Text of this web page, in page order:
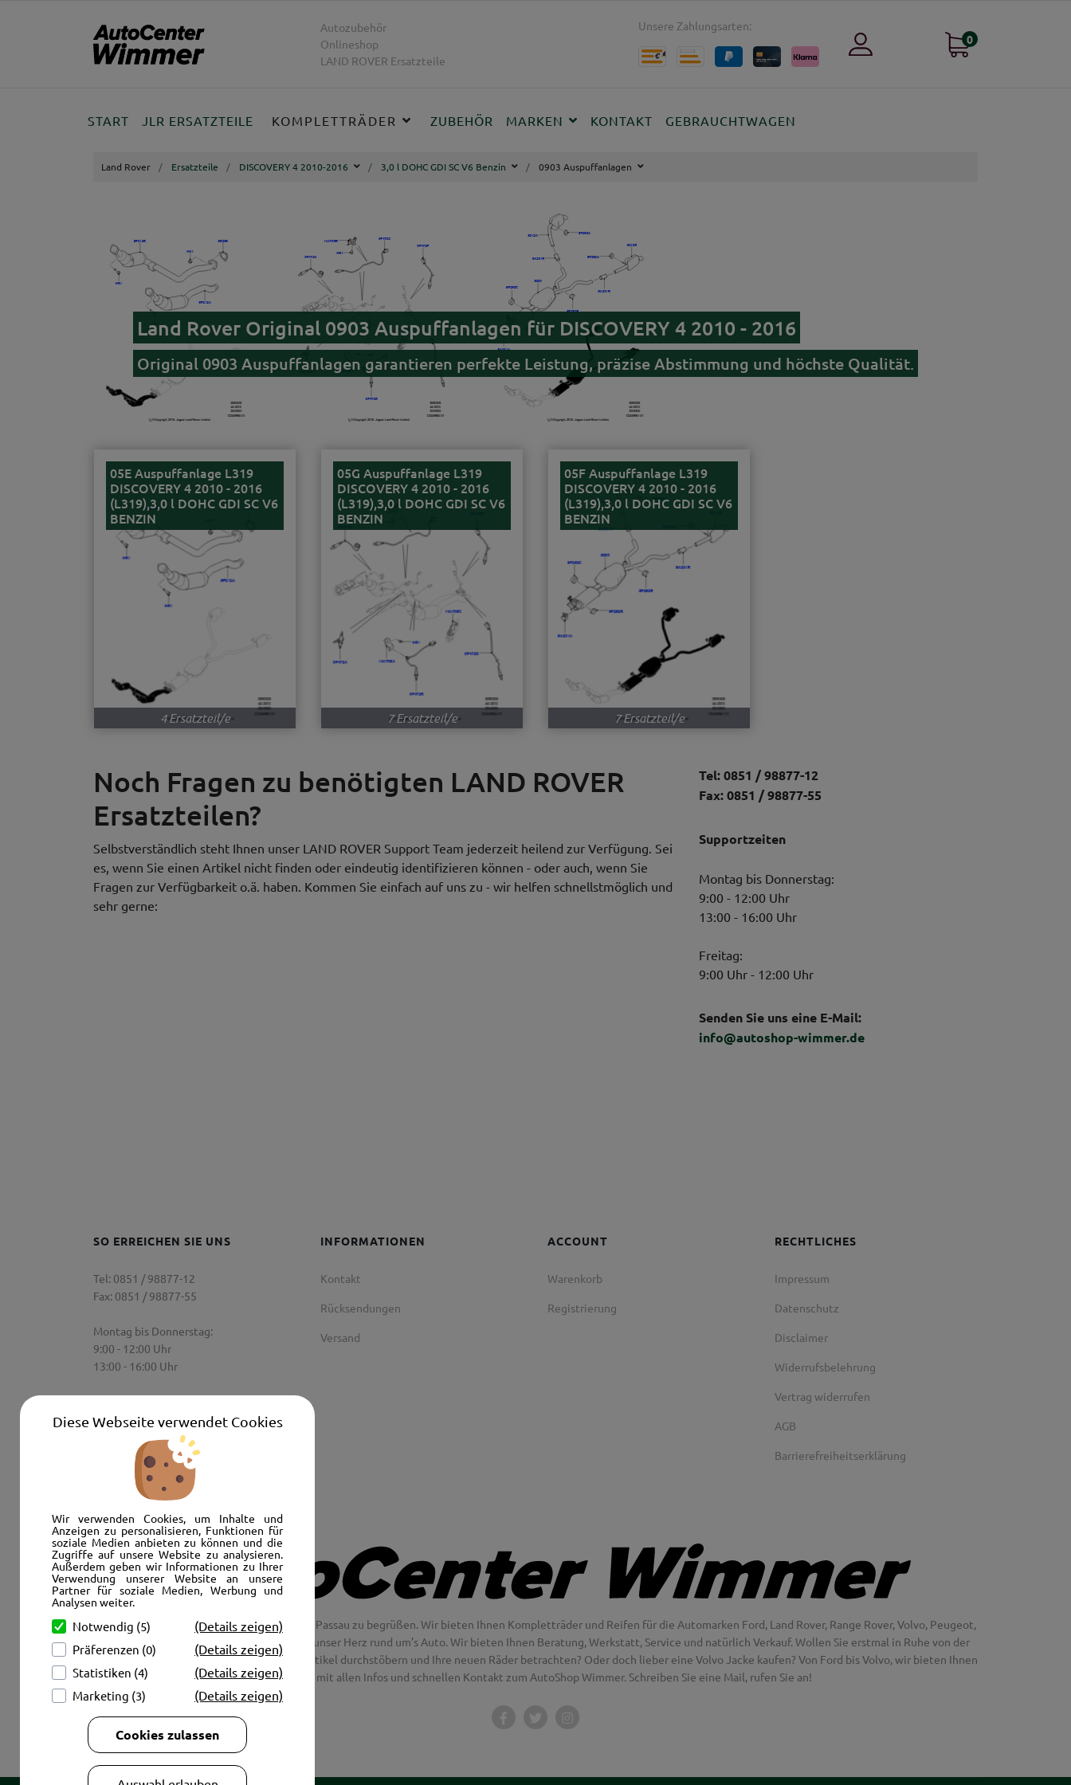
Diese Webseite verwendet Cookies
Wir verwenden Cookies, um Inhalte und
Anzeigen zu personalisieren, Funktionen für
soziale Medien anbieten zu können und die
Zugriffe auf unsere Website zu analysieren.
Außerdem geben wir Informationen zu Ihrer
Verwendung unserer Website an unsere
Partner für soziale Medien, Werbung und
Analysen weiter.
Notwendig (5) (Details zeigen)
Präferenzen (0) (Details zeigen)
Statistiken (4) (Details zeigen)
Marketing (3) (Details zeigen)
Cookies zulassen
Autozubehör
Onlineshop
LAND ROVER Ersatzteile
Unsere Zahlungsarten:
0
START JLR ERSATZTEILE KOMPLETTRÄDER ZUBEHÖR MARKEN KONTAKT GEBRAUCHTWAGEN
Land Rover Ersatzteile DISCOVERY 4 2010-2016 3,0 l DOHC GDI SC V6 Benzin 0903 Auspuffanlagen
Land Rover Original 0903 Auspuffanlagen für DISCOVERY 4 2010 - 2016
Original 0903 Auspuffanlagen garantieren perfekte Leistung, präzise Abstimmung und höchste Qualität.
05E Auspuffanlage L319
DISCOVERY 4 2010 - 2016
(L319),3,0 l DOHC GDI SC V6
BENZIN
4 Ersatzteil/e
05G Auspuffanlage L319
DISCOVERY 4 2010 - 2016
(L319),3,0 l DOHC GDI SC V6
BENZIN
7 Ersatzteil/e
05F Auspuffanlage L319
DISCOVERY 4 2010 - 2016
(L319),3,0 l DOHC GDI SC V6
BENZIN
7 Ersatzteil/e
Noch Fragen zu benötigten LAND ROVER
Ersatzteilen?
Selbstverständlich steht Ihnen unser LAND ROVER Support Team jederzeit heilend zur Verfügung. Sei
es, wenn Sie einen Artikel nicht finden oder eindeutig identifizieren können - oder auch, wenn Sie
Fragen zur Verfügbarkeit o.ä. haben. Kommen Sie einfach auf uns zu - wir helfen schnellstmöglich und
sehr gerne:
Tel: 0851 / 98877-12
Fax: 0851 / 98877-55
Supportzeiten
Montag bis Donnerstag:
9:00 - 12:00 Uhr
13:00 - 16:00 Uhr
Freitag:
9:00 Uhr - 12:00 Uhr
Senden Sie uns eine E-Mail:
info@autoshop-wimmer.de
SO ERREICHEN SIE UNS
Tel: 0851 / 98877-12
Fax: 0851 / 98877-55
Montag bis Donnerstag:
9:00 - 12:00 Uhr
13:00 - 16:00 Uhr
9:00 Uhr - 12:00 Uhr
Senden Sie uns eine E-Mail:
info@autoshop-wimmer.de
INFORMATIONEN
Kontakt
Rücksendungen
Versand
ACCOUNT
Warenkorb
Registrierung
RECHTLICHES
Impressum
Datenschutz
Disclaimer
Widerrufsbelehrung
Vertrag widerrufen
AGB
Barrierefreiheitserklärung
Wir freuen uns, Sie im AutoShop Wimmer in Passau zu begrüßen. Wir bieten Ihnen Kompletträder und Reifen für die Automarken Ford, Land Rover, Range Rover, Volvo, Peugeot,
Jaguar und Citroen. Hier in Passau schlägt unser Herz rund um’s Auto. Wir bieten Ihnen Beratung, Werkstatt, Service und natürlich Verkauf. Wollen Sie erstmal in Ruhe von der
Couch aus unsere Räder und Merchandise Artikel durchstöbern und Ihre neuen Räder betrachten? Oder doch lieber eine Volvo Jacke kaufen? Von Ford bis Volvo, wir bieten Ihnen
tolle Fotos mit allen Infos und schnellen Kontakt zum AutoShop Wimmer. Schreiben Sie eine Mail, rufen Sie an!